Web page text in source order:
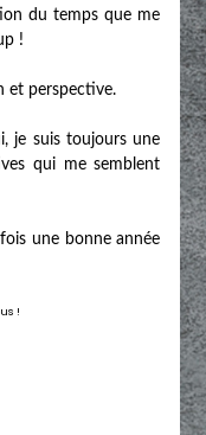
du temps que me
!
et perspective.
je suis toujours une
qui me semblent
une bonne année
!